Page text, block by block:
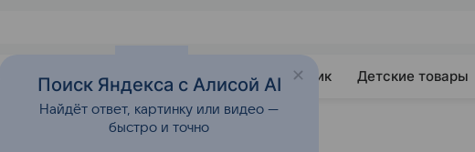
Развитие Почемучка Учебник Детские товары
Поиск Яндекса с Алисой AI
Найдёт ответ, картинку или видео —
быстро и точно